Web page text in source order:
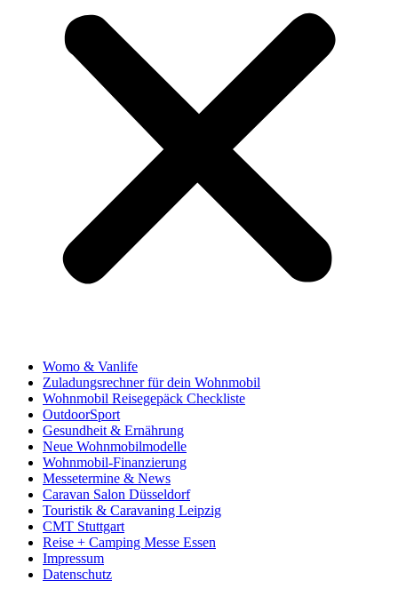
Womo & Vanlife
Zuladungsrechner für dein Wohnmobil
Wohnmobil Reisegepäck Checkliste
OutdoorSport
Gesundheit & Ernährung
Neue Wohnmobilmodelle
Wohnmobil-Finanzierung
Messetermine & News
Caravan Salon Düsseldorf
Touristik & Caravaning Leipzig
CMT Stuttgart
Reise + Camping Messe Essen
Impressum
Datenschutz